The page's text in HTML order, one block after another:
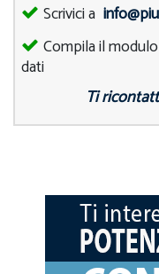
Scrivici a
Compila il
dati
Ti